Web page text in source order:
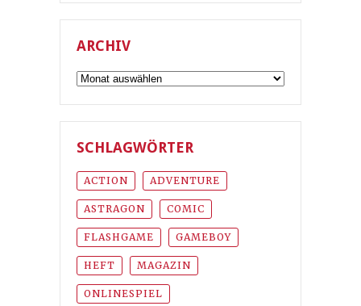
ARCHIV
Archiv
SCHLAGWÖRTER
ACTION ADVENTURE
ASTRAGON COMIC
FLASHGAME GAMEBOY
HEFT MAGAZIN
ONLINESPIEL